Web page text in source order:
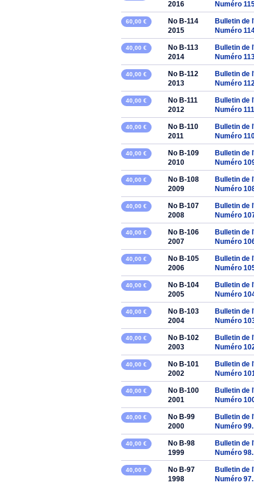
2016
Numéro
60,00 €
No B-114
2015
Bulletin de
Numéro
40,00 €
No B-113
2014
Bulletin de
Numéro
40,00 €
No B-112
2013
Bulletin de
Numéro
40,00 €
No B-111
2012
Bulletin de
Numéro
40,00 €
No B-110
2011
Bulletin de
Numéro
40,00 €
No B-109
2010
Bulletin de
Numéro
40,00 €
No B-108
2009
Bulletin de
Numéro
40,00 €
No B-107
2008
Bulletin de
Numéro
40,00 €
No B-106
2007
Bulletin de
Numéro
40,00 €
No B-105
2006
Bulletin de
Numéro
40,00 €
No B-104
2005
Bulletin de
Numéro
40,00 €
No B-103
2004
Bulletin de
Numéro
40,00 €
No B-102
2003
Bulletin de
Numéro
40,00 €
No B-101
2002
Bulletin de
Numéro
40,00 €
No B-100
2001
Bulletin de
Numéro
40,00 €
No B-99
2000
Bulletin de
Numéro
40,00 €
No B-98
1999
Bulletin de
Numéro
40,00 €
No B-97
1998
Bulletin de
Numéro